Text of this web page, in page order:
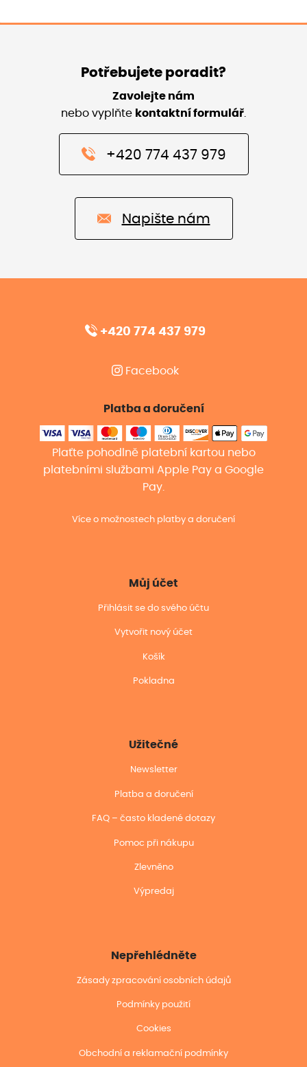
Potřebujete poradit?
Zavolejte nám
nebo vyplňte kontaktní formulář
+420 774 437 979
Napište nám
+420 774 437 979
Facebook
Platba a doručení
Plaťte pohodlně platební kartou nebo
platebními službami Apple Pay a Google
Pay.
Více o možnostech platby a doručení
Můj účet
Přihlásit se do svého účtu
Vytvořit nový účet
Košík
Pokladna
Užitečné
Newsletter
Platba a doručení
FAQ – často kladené dotazy
Pomoc při nákupu
Zlevněno
Výpredaj
Nepřehlédněte
Zásady zpracování osobních údajů
Podmínky použití
Cookies
Obchodní a reklamační podmínky